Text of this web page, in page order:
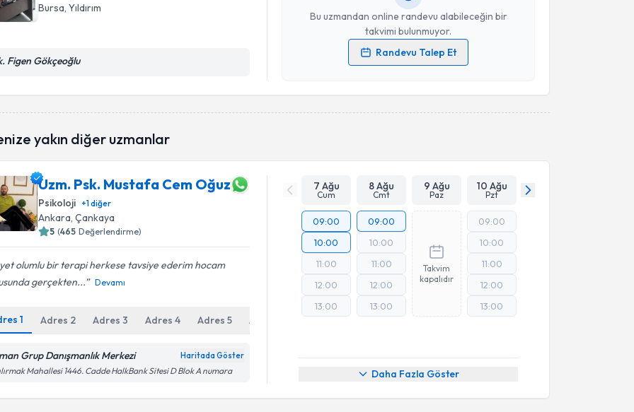
Bursa , Yıldırım
Figen Gökçeoğlu
Bu uzmandan online randevu alabileceğin bir
takvimi bulunmuyor.
Randevu Talep Et
Kişisel verilerimin işlenmesine ilişkinAydınlatma Metni
işlenmesini kabul ediyorum.
yakın diğer uzmanlar
Uzm. Psk. Mustafa Cem Oğuz
Psikoloji +1diğer
Ankara , Çankaya
5 (465 Değerlendirme)
olumlu bir terapi herkese tavsiye ederim hocam
gerçekten...
Devamı
1 Adres 2 Adres3 Adres4 Adres5 Adres Online Görüşme
Grup Danışmanlık Merkezi Haritada Göster
Mahallesi 1446. Cadde HalkBank Sitesi D Blok A numara
7 Ağu
Cum
8 Ağu
Cmt
9 Ağu
Paz
10 Ağu
Pzt
09:00
10:00
11:00
12:00
13:00
09:00
10:00
11:00
12:00
13:00
Takvim
kapalıdır
09:00
10:00
11:00
12:00
13:00
Daha Fazla Göster